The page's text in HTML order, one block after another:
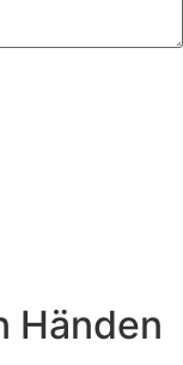
Händen